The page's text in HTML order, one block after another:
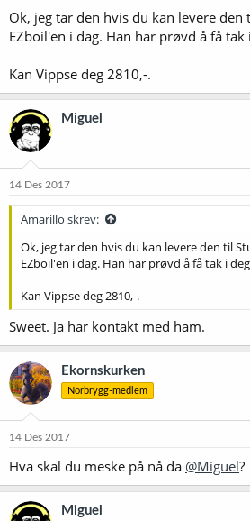
Ok, jeg tar den hvis du kan levere
EZboil'en i dag. Han har prøvd å få tak
Kan Vippse deg 2810,-.
Miguel
14 Des 2017
Amarillo skrev:
Ok, jeg tar den hvis du kan levere den til
EZboil'en i dag. Han har prøvd å få tak i
Kan Vippse deg 2810,-.
Sweet. Ja har kontakt med ham.
Ekornskurken
Norbrygg-medlem
14 Des 2017
Hva skal du meske på nå da @Miguel?
Miguel